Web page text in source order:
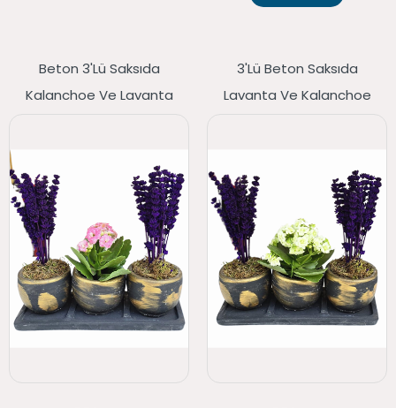
Beton 3'lü Saksıda
Kalanchoe Ve Lavanta
3'lü Beton Saksıda
Lavanta Ve Kalanchoe